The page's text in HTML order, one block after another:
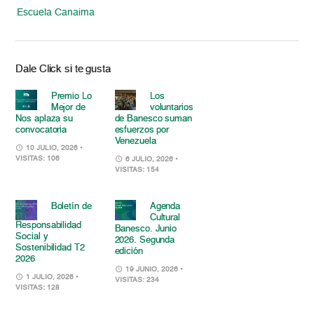
Escuela Canaima
Dale Click si te gusta
Premio Lo
Mejor de
Nos aplaza su
convocatoria
10 JULIO, 2026 •
VISITAS: 106
Los
voluntarios
de Banesco suman
esfuerzos por
Venezuela
6 JULIO, 2026 •
VISITAS: 154
Boletín de
Responsabilidad
Social y
Sostenibilidad T2
2026
1 JULIO, 2026 •
VISITAS: 128
Agenda
Cultural
Banesco. Junio
2026. Segunda
edición
19 JUNIO, 2026 •
VISITAS: 234